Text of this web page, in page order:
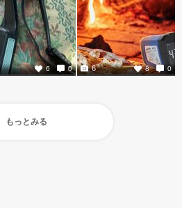
6 0 8 0
6
もっとみる